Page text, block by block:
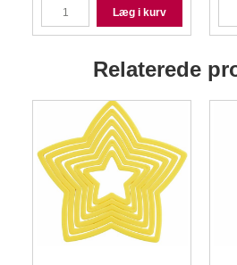
Læg i kurv
Relaterede